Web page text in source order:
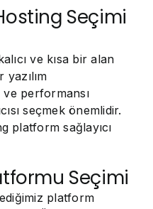
Seçimi
ve kısa bir alan
yazılım
performansı
seçmek önemlidir.
platform sağlayıcı
Seçimi
platform